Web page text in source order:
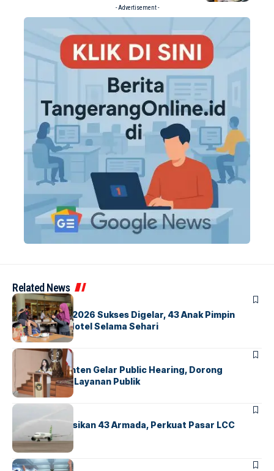
- Advertisement -
Related News
BERITAINDEX
GM For A Day 2026 Sukses Digelar, 43 Anak Pimpin
Operasional Hotel Selama Sehari
BANDARABERITA
Karantina Banten Gelar Public Hearing, Dorong
Transparansi Layanan Publik
BANDARA
Citilink Operasikan 43 Armada, Perkuat Pasar LCC
Nasional
BERITA